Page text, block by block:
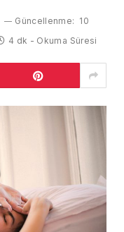
Güncellenme: 10
4 dk - Okuma Süresi